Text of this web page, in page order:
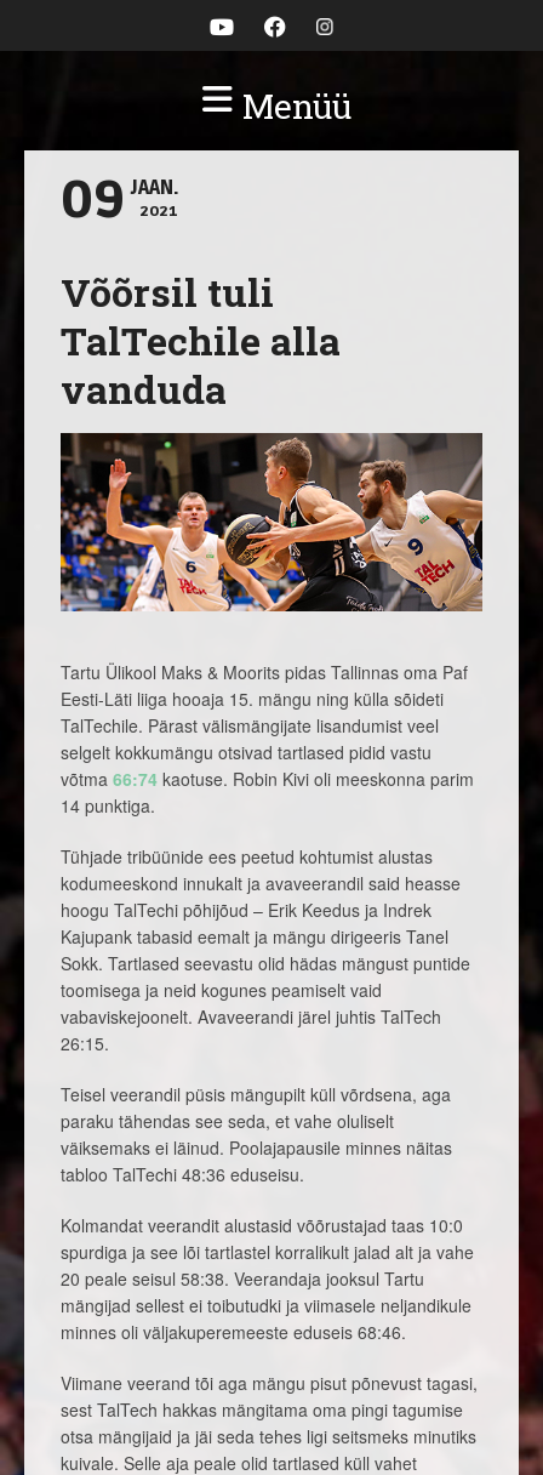
Menüü
09 JAAN.
2021
Võõrsil tuli
TalTechile alla
vanduda
Tartu Ülikool Maks & Moorits pidas Tallinnas oma Paf
Eesti-Läti liiga hooaja 15. mängu ning külla sõideti
TalTechile. Pärast välismängijate lisandumist veel
selgelt kokkumängu otsivad tartlased pidid vastu
võtma 66:74 kaotuse. Robin Kivi oli meeskonna parim
14 punktiga.
Tühjade tribüünide ees peetud kohtumist alustas
kodumeeskond innukalt ja avaveerandil said heasse
hoogu TalTechi põhijõud – Erik Keedus ja Indrek
Kajupank tabasid eemalt ja mängu dirigeeris Tanel
Sokk. Tartlased seevastu olid hädas mängust puntide
toomisega ja neid kogunes peamiselt vaid
vabaviskejoonelt. Avaveerandi järel juhtis TalTech
26:15.
Teisel veerandil püsis mängupilt küll võrdsena, aga
paraku tähendas see seda, et vahe oluliselt
väiksemaks ei läinud. Poolajapausile minnes näitas
tabloo TalTechi 48:36 eduseisu.
Kolmandat veerandit alustasid võõrustajad taas 10:0
spurdiga ja see lõi tartlastel korralikult jalad alt ja vahe
20 peale seisul 58:38. Veerandaja jooksul Tartu
mängijad sellest ei toibutudki ja viimasele neljandikule
minnes oli väljakuperemeeste eduseis 68:46.
Viimane veerand tõi aga mängu pisut põnevust tagasi,
sest TalTech hakkas mängitama oma pingi tagumise
otsa mängijaid ja jäi seda tehes ligi seitsmeks minutiks
kuivale. Selle aja peale olid tartlased küll vahet